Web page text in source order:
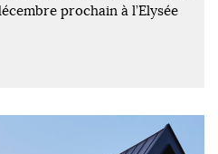
prochain à l’Elysée